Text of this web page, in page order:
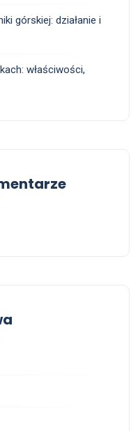
górskiej: działanie i
właściwości,